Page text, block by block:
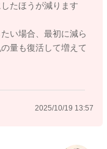
たほうが減ります
い場合、最初に減ら
量も復活して増えて
2025/10/19 13:57